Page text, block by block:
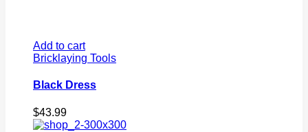
Black Dress
Spirit Levels